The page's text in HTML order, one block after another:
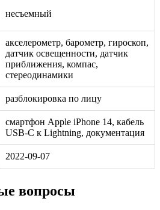
несъемный
акселерометр, барометр, гироскоп,
датчик освещенности, датчик
приближения, компас,
стереодинамики
разблокировка по лицу
смартфон Apple iPhone 14, кабель
USB-C к Lightning, документация
2022-09-07
вопросы